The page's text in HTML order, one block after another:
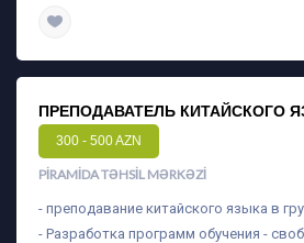
ПРЕПОДАВАТЕЛЬ КИТАЙСКОГО
300 - 500 AZN
PIRAMIDA TƏHSIL MƏRKƏZI
- преподавание китайского языка в
- Разработка программ обучения -